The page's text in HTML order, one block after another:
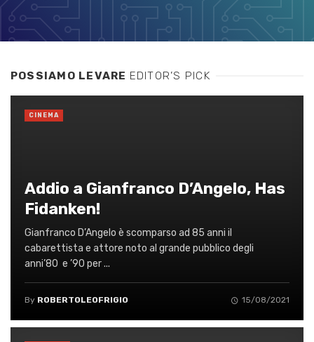
POSSIAMO LEVARE EDITOR’S PICK
Addio a Gianfranco D’Angelo, Has
Fidanken!
Gianfranco D’Angelo è scomparso ad 85 anni il
cabarettista e attore noto al grande pubblico degli
anni’80 e ’90 per ...
By ROBERTOLEOFRIGIO 15/08/2021
CINEMA